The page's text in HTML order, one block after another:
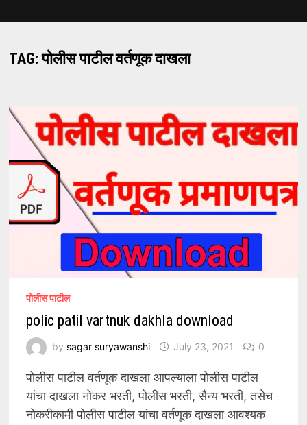
TAG:पोलीस पाटील वर्तणूक दाखला
पोलीस पाटील
polic patil vartnuk dakhla download
by sagar suryawanshi July 23, 2021 0
पोलीस पाटील वर्तणूक दाखला आपल्याला पोलीस पाटील
यांचा दाखला नोकर भरती, पोलीस भरती, सैन्य भरती, तसेच
नोकरीकामी पोलीस पाटील यांचा वर्तणूक दाखला आवश्यक